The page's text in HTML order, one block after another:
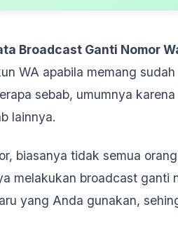
Broadcast Ganti Nomor
WA apabila memang
sebab, umumnya
lainnya.
biasanya tidak semua
melakukan broadcast ganti
yang Anda gunakan,